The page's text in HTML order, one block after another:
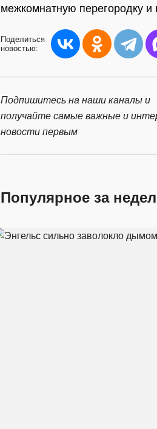
межкомнатную перегородку
Поделиться
новостью:
Подпишитесь на наши каналы и
получайте самые важные и
новости первым
Популярное за